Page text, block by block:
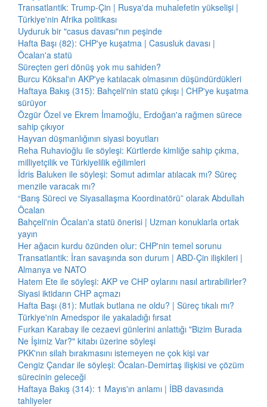
Transatlantik: Trump-Çin | Rusya'da muhalefetin yükselişi |
Türkiye'nin Afrika politikası
Uyduruk bir "casus davası"nın peşinde
Hafta Başı (82): CHP'ye kuşatma | Casusluk davası |
Öcalan'a statü
Süreçten geri dönüş yok mu sahiden?
Burcu Köksal'ın AKP'ye katılacak olmasının düşündürdükleri
Haftaya Bakış (315): Bahçeli'nin statü çıkışı | CHP'ye kuşatma
sürüyor
Özgür Özel ve Ekrem İmamoğlu, Erdoğan'a rağmen sürece
sahip çıkıyor
Hayvan düşmanlığının siyasi boyutları
Reha Ruhavioğlu ile söyleşi: Kürtlerde kimliğe sahip çıkma,
milliyetçilik ve Türkiyelilik eğilimleri
İdris Baluken ile söyleşi: Somut adımlar atılacak mı? Süreç
menzile varacak mı?
“Barış Süreci ve Siyasallaşma Koordinatörü” olarak Abdullah
Öcalan
Bahçeli'nin Öcalan'a statü önerisi | Uzman konuklarla ortak
yayın
Her ağacın kurdu özünden olur: CHP'nin temel sorunu
Transatlantik: İran savaşında son durum | ABD-Çin ilişkileri |
Almanya ve NATO
Hatem Ete ile söyleşi: AKP ve CHP oylarını nasıl artırabilirler?
Siyasi iktidarın CHP açmazı
Hafta Başı (81): Mutlak butlana ne oldu? | Süreç tıkalı mı?
Türkiye'nin Amedspor ile yakaladığı fırsat
Furkan Karabay ile cezaevi günlerini anlattığı "Bizim Burada
Ne İşimiz Var?" kitabı üzerine söyleşi
PKK'nın silah bırakmasını istemeyen ne çok kişi var
Cengiz Çandar ile söyleşi: Öcalan-Demirtaş ilişkisi ve çözüm
sürecinin geleceği
Haftaya Bakış (314): 1 Mayıs'ın anlamı | İBB davasında
tahliyeler